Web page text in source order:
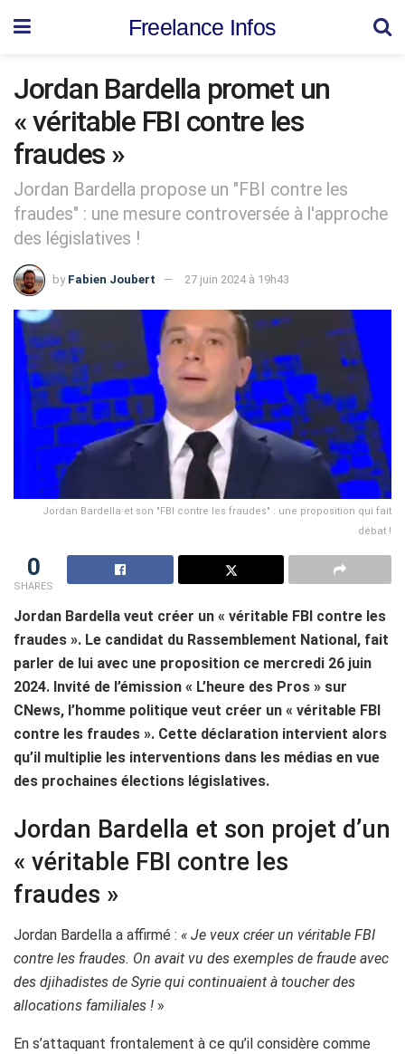
Freelance Infos
Jordan Bardella promet un
« véritable FBI contre les
fraudes »
Jordan Bardella propose un "FBI contre les
fraudes" : une mesure controversée à l'approche
des législatives !
by Fabien Joubert 27 juin 2024 à 19h43
Jordan Bardella et son "FBI contre les fraudes" : une proposition qui fait
débat !
0
SHARES
Jordan Bardella veut créer un « véritable FBI contre les
fraudes ». Le candidat du Rassemblement National, fait
parler de lui avec une proposition ce mercredi 26 juin
2024. Invité de l’émission « L’heure des Pros » sur
CNews, l’homme politique veut créer un « véritable FBI
contre les fraudes ». Cette déclaration intervient alors
qu’il multiplie les interventions dans les médias en vue
des prochaines élections législatives.
Jordan Bardella et son projet d’un
« véritable FBI contre les
fraudes »
Jordan Bardella a affirmé : « Je veux créer un véritable FBI
contre les fraudes. On avait vu des exemples de fraude avec
des djihadistes de Syrie qui continuaient à toucher des
allocations familiales ! »
En s’attaquant frontalement à ce qu’il considère comme